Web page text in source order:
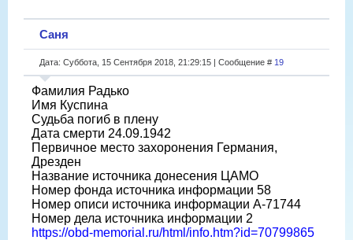
Саня
Дата: Суббота, 15 Сентября 2018, 21:29:15 | Сообщение # 19
Фамилия Радько
Имя Куспина
Судьба погиб в плену
Дата смерти 24.09.1942
Первичное место захоронения Германия,
Дрезден
Название источника донесения ЦАМО
Номер фонда источника информации 58
Номер описи источника информации A-71744
Номер дела источника информации 2
https://obd-memorial.ru/html/info.htm?id=70799865